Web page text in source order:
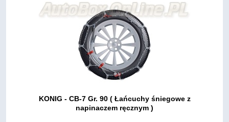
KONIG - CB-7 Gr. 90 ( Łańcuchy śniegowe z
napinaczem ręcznym )